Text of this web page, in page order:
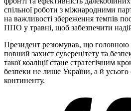
спільної роботи з міжнародними
на важливості збереження темпів
ППО у травні, щоб забезпечити
Президент резюмував, що головною
повний захист суверенітету та
такої коаліції стане стратегічним
безпеки не лише України, а й усього
континенту.